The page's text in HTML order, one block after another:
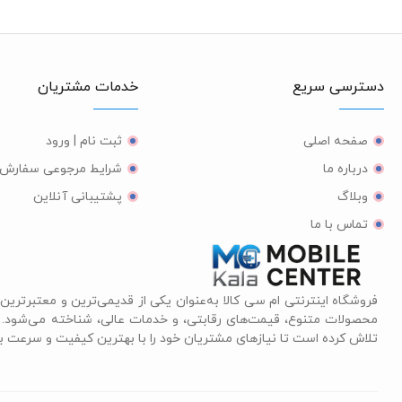
دسترسی سریع
صفحه اصلی
درباره ما
وبلاگ
تماس با ما
خدمات مشتریان
ثبت نام | ورود
شرایط مرجوعی سفارش
پشتیبانی آنلاین
فروشگاه اینترنتی ام سی کالا به‌عنوان یکی از قدیمی‌ترین و
محصولات متنوع، قیمت‌های رقابتی، و خدمات عالی، شناخته می‌شود.
تلاش کرده است تا نیازهای مشتریان خود را با بهترین کیفیت و سرعت